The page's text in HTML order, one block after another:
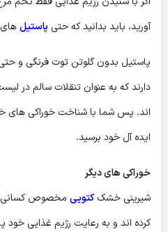
آورید، باید بدانید که حتی پاستیلهای
پاستیل بدون گلوتن توت فرنگی و
دارند که به عنوان تنقلات سالم در
اند. پس شما با شناخت خوراکی های
ایده آل خود برسید.
خوراکی های دیگر
شیرینی خشککتویی مخصوص کسانی
کرده اند و به رعایت رژیم غذایی